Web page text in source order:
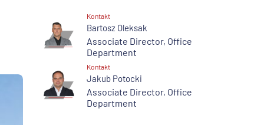
wyszukiwarka ofert
Usługi transakcyjne
Magazyny miejskie
Chłodnie i mroźnie
Centra danych
mieście
przestrzennego
Jeździeckie nieruchomości na
sprzedaż
Kontakt
Bartosz Oleksak
Associate Director, Office
Department
Kontakt
Jakub Potocki
Associate Director, Office
Department